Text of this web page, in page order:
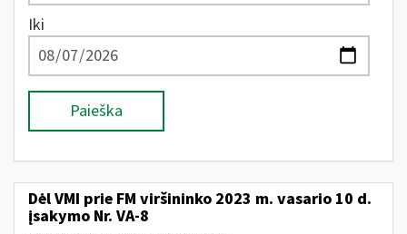
Iki
Paieška
Dėl VMI prie FM viršininko 2023 m. vasario 10 d.
įsakymo Nr. VA-8